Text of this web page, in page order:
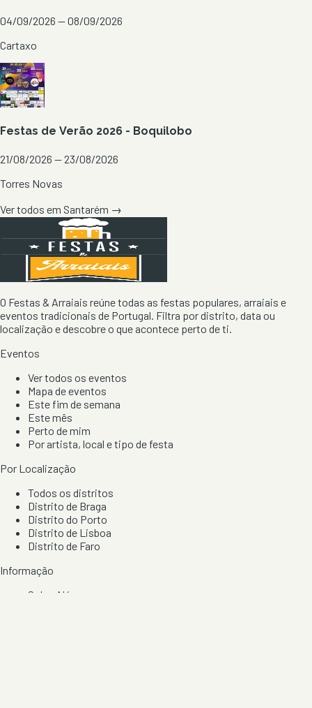
04/09/2026 — 08/09/2026
Cartaxo
Festas de Verão 2026 - Boquilobo
21/08/2026 — 23/08/2026
Torres Novas
Ver todos em Santarém →
O Festas & Arraiais reúne todas as festas populares, arraiais e
eventos tradicionais de Portugal. Filtra por distrito, data ou
localização e descobre o que acontece perto de ti.
Eventos
Ver todos os eventos
Mapa de eventos
Este fim de semana
Este mês
Perto de mim
Por artista, local e tipo de festa
Por Localização
Todos os distritos
Distrito de Braga
Distrito do Porto
Distrito de Lisboa
Distrito de Faro
Informação
Sobre Nós